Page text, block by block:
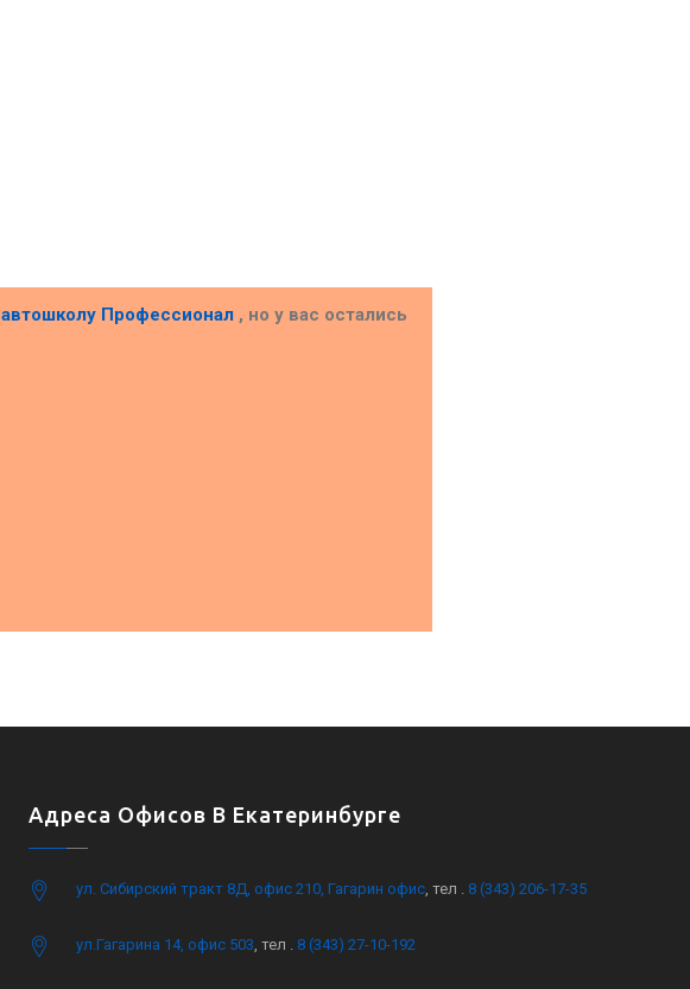
автошколу Профессионал , но у вас остались
Адреса Офисов В Екатеринбурге
ул. Сибирский тракт 8Д, офис 210, Гагарин офис , тел . 8 (343) 206-17-35
ул.Гагарина 14, офис 503 , тел . 8 (343) 27-10-192